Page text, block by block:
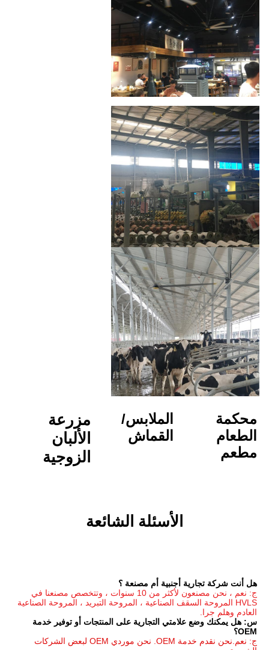
الملابس/
القماش
مزرعة
الألبان
الأسئلة الشائعة
أم مصنعة ؟
ج: نعم ، نحن مصنعون لأكثر من 10 سنوات ، وتتخصص مصنعنا في
HVLS المروحة السقف الصناعية ، المروحة التبريد ، المروحة الصناعية
س: هل يمكنك وضع علامتي التجارية على المنتجات أو توفير خدمة
ج: نعم.نحن نقدم خدمة OEM. نحن موردي OEM لبعض الشركات